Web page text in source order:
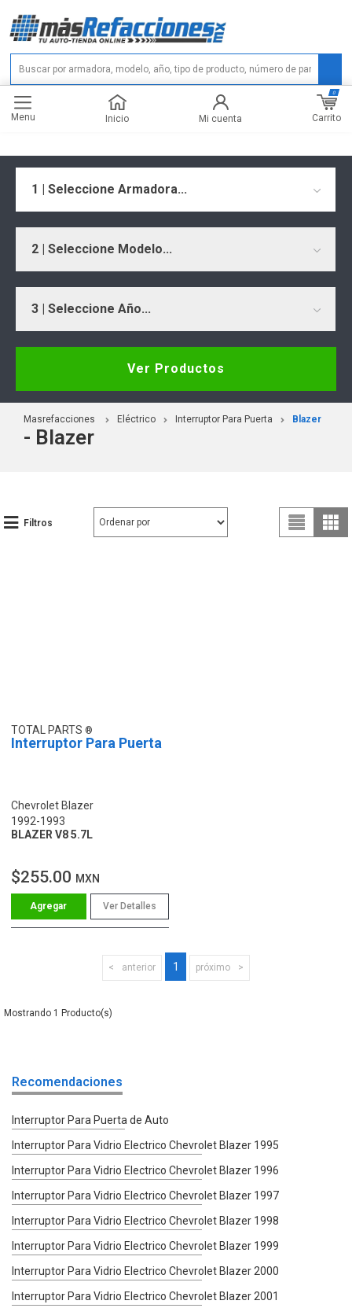
Menu Inicio Mi cuenta Carrito
0
1 | Seleccione Armadora...
2 | Seleccione Modelo...
3 | Seleccione Año...
Ver Productos
Masrefacciones Eléctrico Interruptor Para Puerta Blazer
- Blazer
Filtros
TOTAL PARTS
Interruptor Para Puerta
Chevrolet Blazer
1992-1993
BLAZER V8 5.7L
$255.00 MXN
Ver Detalles
anterior 1 próximo
1
Recomendaciones
Interruptor Para Puerta de Auto
Interruptor Para Vidrio Electrico Chevrolet Blazer 1995
Interruptor Para Vidrio Electrico Chevrolet Blazer 1996
Interruptor Para Vidrio Electrico Chevrolet Blazer 1997
Interruptor Para Vidrio Electrico Chevrolet Blazer 1998
Interruptor Para Vidrio Electrico Chevrolet Blazer 1999
Interruptor Para Vidrio Electrico Chevrolet Blazer 2000
Interruptor Para Vidrio Electrico Chevrolet Blazer 2001